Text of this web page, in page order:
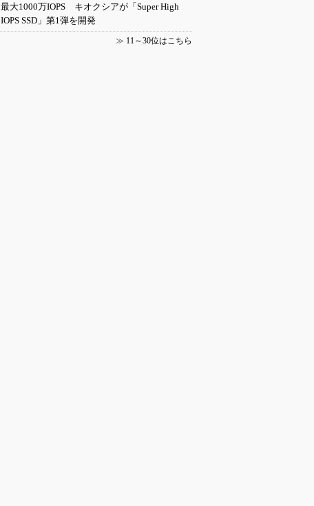
最大1000万IOPS キオクシアが「Super High
IOPS SSD」第1弾を開発
≫ 11～30位はこちら